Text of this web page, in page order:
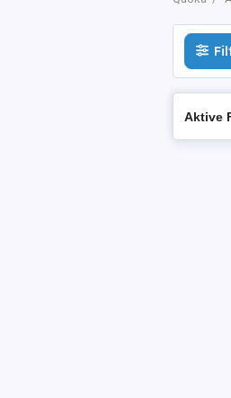
Aktive